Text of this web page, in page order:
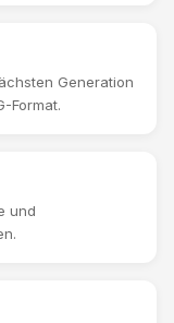
Generation
Format.
und